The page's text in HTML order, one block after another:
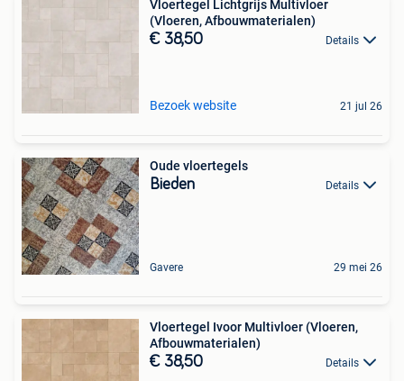
Vloertegel Lichtgrijs Multivloer
(Vloeren, Afbouwmaterialen)
€ 38,50 Details
Bezoek website 21 jul 26
Oude vloertegels
Bieden Details
Gavere 29 mei 26
Vloertegel Ivoor Multivloer (Vloeren,
Afbouwmaterialen)
€ 38,50 Details